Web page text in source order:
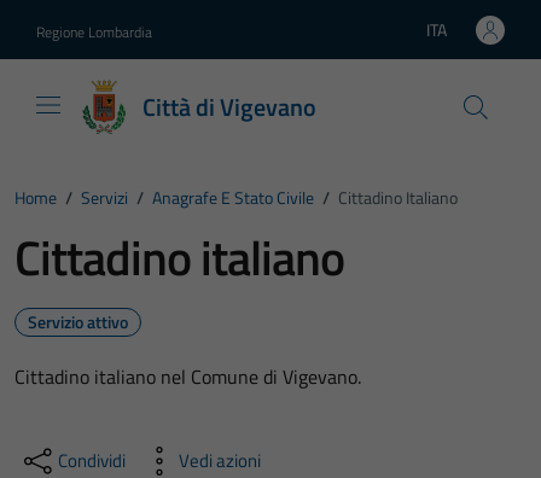
Regione Lombardia Lingua attiva:
ITA
Città di Vigevano
Home / Servizi / Anagrafe E Stato Civile / Cittadino Italiano
Cittadino italiano
Servizio attivo
Cittadino italiano nel Comune di Vigevano.
Condividi Vedi azioni